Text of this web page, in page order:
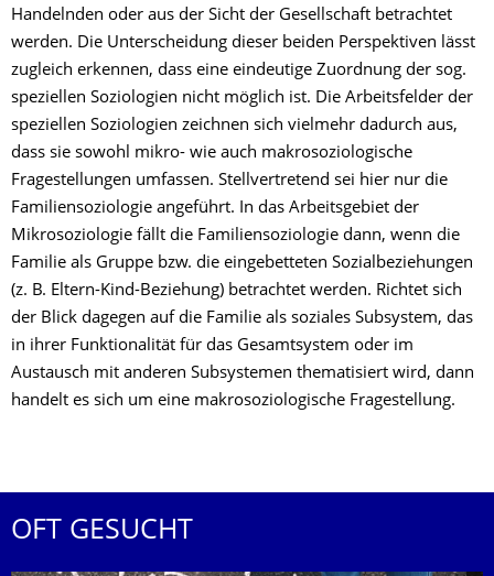
Handelnden oder aus der Sicht der Gesellschaft betrachtet
werden. Die Unterscheidung dieser beiden Perspektiven lässt
zugleich erkennen, dass eine eindeutige Zuordnung der sog.
speziellen Soziologien nicht möglich ist. Die Arbeitsfelder der
speziellen Soziologien zeichnen sich vielmehr dadurch aus,
dass sie sowohl mikro- wie auch makrosoziologische
Fragestellungen umfassen. Stellvertretend sei hier nur die
Familiensoziologie angeführt. In das Arbeitsgebiet der
Mikrosoziologie fällt die Familiensoziologie dann, wenn die
Familie als Gruppe bzw. die eingebetteten Sozialbeziehungen
(z. B. Eltern-Kind-Beziehung) betrachtet werden. Richtet sich
der Blick dagegen auf die Familie als soziales Subsystem, das
in ihrer Funktionalität für das Gesamtsystem oder im
Austausch mit anderen Subsystemen thematisiert wird, dann
handelt es sich um eine makrosoziologische Fragestellung.
OFT GESUCHT